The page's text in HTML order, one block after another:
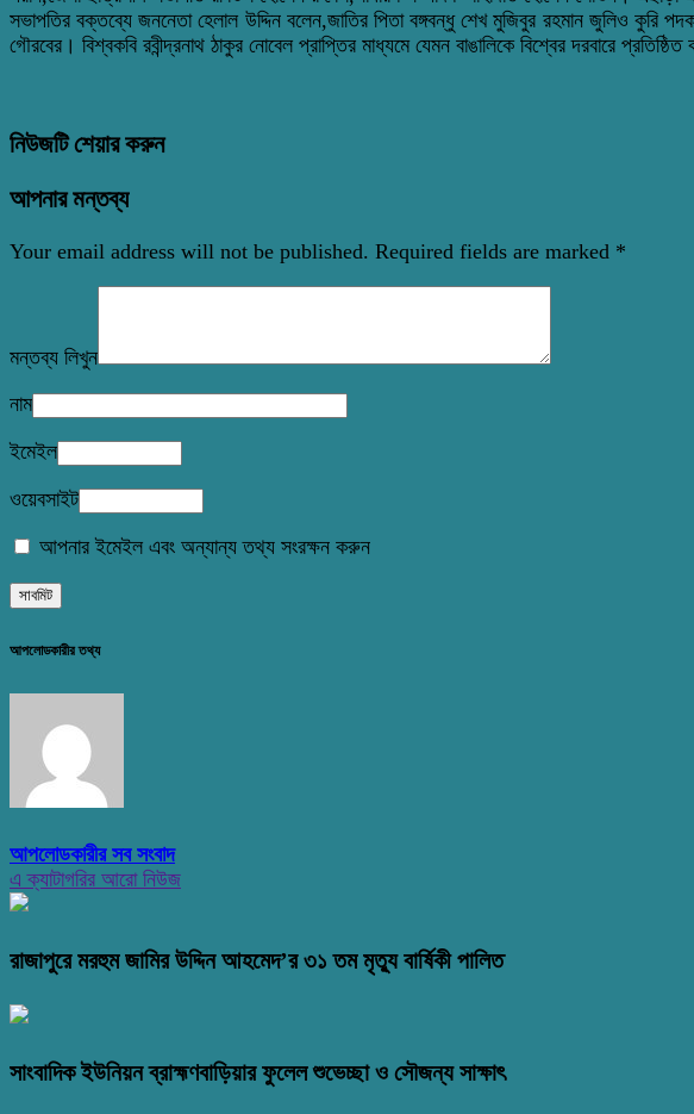
সভাপতির বক্তব্যে জননেতা হেলাল উদ্দিন বলেন,জাতির পিতা বঙ্গবন্ধু শেখ মুজিবুর রহমান জুলিও কুরি
গৌরবের। বিশ্বকবি রবীন্দ্রনাথ ঠাকুর নোবেল প্রাপ্তির মাধ্যমে যেমন বাঙালিকে বিশ্বের দরবারে
নিউজটি শেয়ার করুন
আপনার মন্তব্য
Your email address will not be published. Required fields are marked *
মন্তব্য লিখুন
নাম
ইমেইল
ওয়েবসাইট
আপনার ইমেইল এবং অন্যান্য তথ্য সংরক্ষন করুন
আপলোডকারীর তথ্য
আপলোডকারীর সব সংবাদ
এ ক্যাটাগরির আরো নিউজ
রাজাপুরে মরহুম জামির উদ্দিন আহমেদ’র ৩১ তম মৃত্যু বার্ষিকী পালিত
সাংবাদিক ইউনিয়ন ব্রাহ্মণবাড়িয়ার ফুলেল শুভেচ্ছা ও সৌজন্য সাক্ষাৎ